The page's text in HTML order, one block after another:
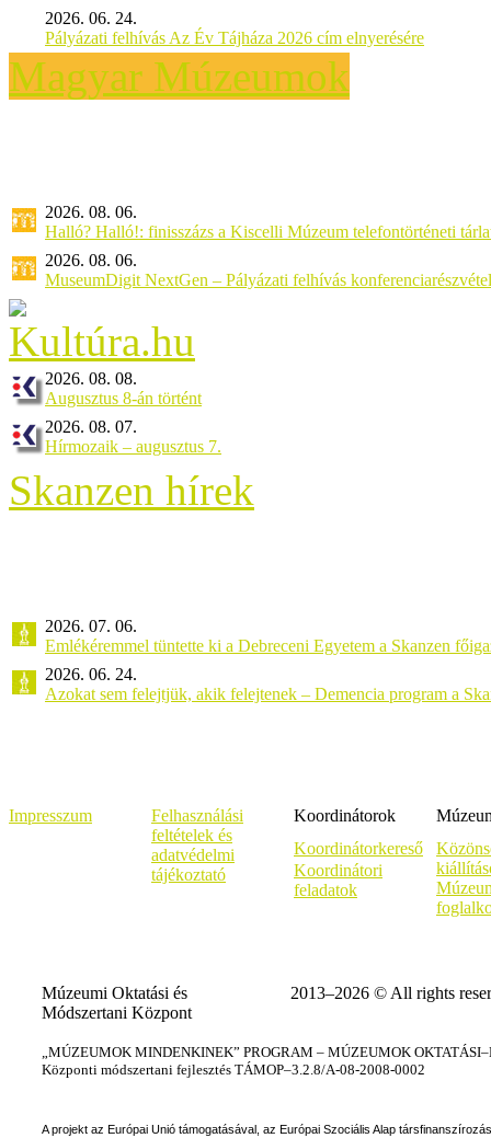
2026. 06. 24.
Pályázati felhívás Az Év Tájháza 2026 cím elnyerésére
Magyar Múzeumok
2026. 08. 06.
Halló? Halló!: finisszázs a Kiscelli Múzeum telefontörténeti
2026. 08. 06.
MuseumDigit NextGen – Pályázati felhívás
2026. 08. 08.
Augusztus 8-án történt
2026. 08. 07.
Hírmozaik – augusztus 7.
Skanzen hírek
2026. 07. 06.
Emlékéremmel tüntette ki a Debreceni Egyetem a Skanzen
2026. 06. 24.
Azokat sem felejtjük, akik felejtenek – Demencia program a
Impresszum
Felhasználási
feltételek és
adatvédelmi
tájékoztató
Koordinátorok
Koordinátorkereső
Koordinátori
feladatok
Múzeumi Oktatási és
Módszertani Központ
2013–2026 © All rights
„MÚZEUMOK MINDENKINEK” PROGRAM – MÚZEUMOK
Központi módszertani fejlesztés TÁMOP–3.2.8/A-08-2008-0002
A projekt az Európai Unió támogatásával, az Európai Szociális Alap